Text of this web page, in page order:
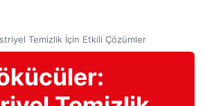
Temizlik İçin Etkili Çözümler